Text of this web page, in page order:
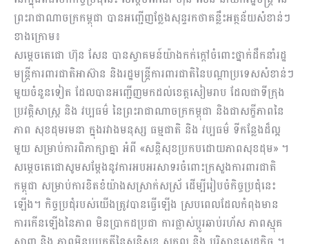
ព្រះរាជាណាចក្រកម្ពុជា បានអញ្ជើញថ្លែងសុន្ទរកថាគន្លឹះអត្ថន័យសំខាន់ៗ
ខាងក្រោម៖
សម្តេចតេជោ ហ៊ុន សែន បានស្វាគមន៍យ៉ាងកក់ក្តៅចំពោះថ្នាក់ដឹកនាំរដ្ឋ
មន្ត្រីការពារជាតិអាស៊ាន និងរដ្ឋមន្ត្រីការពារជាតិនៃបណ្ដាប្រទេសសំខាន់ៗ
មួយចំនួនទៀត ដែលបានអញ្ជើញមកដល់ខេត្តសៀមរាប ដែលជាទីក្រុង
ប្រវត្តិសាស្ត្រ និង វប្បធម៌ នៃព្រះរាជាណាចក្រកម្ពុជា និងជាសក្ខីភាពនៃ
ភាព សុខដុមរមនា ក្នុងរវាងមនុស្ស ធម្មជាតិ និង វប្បធម៌ ទីកន្លែងដ៏ល្អ
មួយ សម្រាប់ការពិភាក្សាគ្នា អំពី «សន្តិសុខប្រកបដោយភាពសុខដុម» ។
សម្តេចតេជោសូមសម្តែងនូវការអបអរសាទរចំពោះក្រសួងការពារជាតិ
កម្ពុជា សម្រាប់ការខិតខំយ៉ាងសស្រាក់សស្រ័ ដើម្បីរៀបចំកិច្ចប្រជុំនេះ
ឡើង។ កិច្ចប្រជុំរបស់យើងត្រូវបានធ្វើឡើង ស្របពេលដែលកំពុងមាន
ការកើនឡើងនៃភាព មិនប្រាកដប្រជា ការផ្លាស់ប្តូរឆាប់រហ័ស ភាពស្មុគ